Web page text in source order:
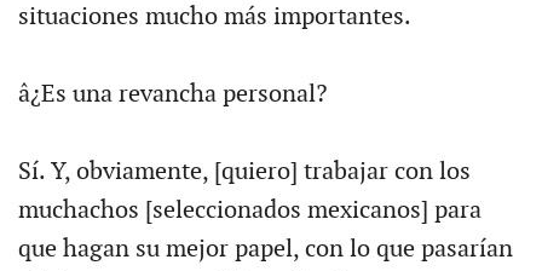
situaciones mucho más importantes.
â¿Es una revancha personal?
Sí. Y, obviamente, [quiero] trabajar con los
muchachos [seleccionados mexicanos] para
que hagan su mejor papel, con lo que pasarían